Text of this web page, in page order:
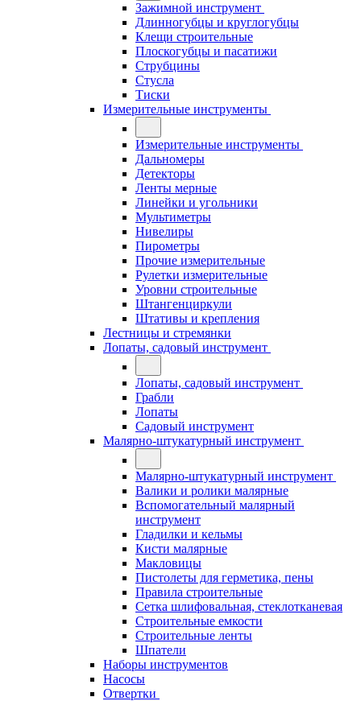
Зажимной инструмент
Длинногубцы и круглогубцы
Клещи строительные
Плоскогубцы и пасатижи
Струбцины
Стусла
Тиски
Измерительные инструменты
Измерительные инструменты
Дальномеры
Детекторы
Ленты мерные
Линейки и угольники
Мультиметры
Нивелиры
Пирометры
Прочие измерительные
Рулетки измерительные
Уровни строительные
Штангенциркули
Штативы и крепления
Лестницы и стремянки
Лопаты, садовый инструмент
Лопаты, садовый инструмент
Грабли
Лопаты
Садовый инструмент
Малярно-штукатурный инструмент
Малярно-штукатурный инструмент
Валики и ролики малярные
Вспомогательный малярный
инструмент
Гладилки и кельмы
Кисти малярные
Макловицы
Пистолеты для герметика, пены
Правила строительные
Сетка шлифовальная, стеклотканевая
Строительные емкости
Строительные ленты
Шпатели
Наборы инструментов
Насосы
Отвертки